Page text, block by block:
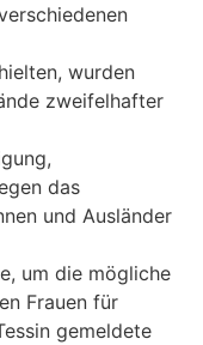
wurden
zweifelhafter
das
und Ausländer
um die mögliche
Frauen für
gemeldete